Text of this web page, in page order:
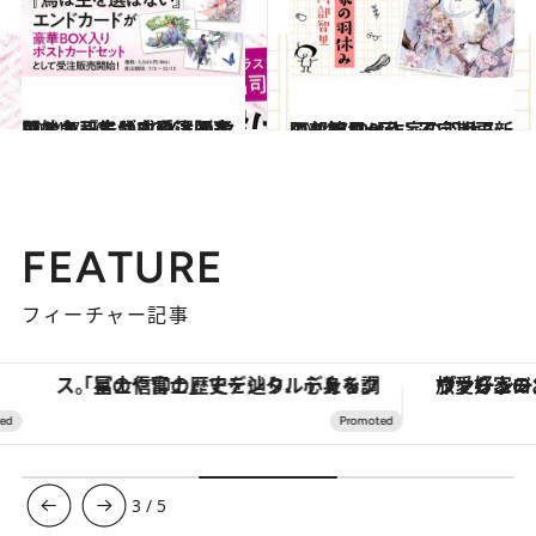
2024.7.10
アニメ『烏は主を選ばない』名司生さんによるエンドカードがBOX入りセットとして公式受注販売開始！
カルチャー 2024.7.9
阿部智里・作家の羽休み――第100回：不定期更新のお知らせ
カルチャー
FEATURE
フィーチャー記事
「星のや富士」でデジタルデトックス。冨士信仰の歴史を辿り、心身を調える。 ヴァシュロン・コンスタンタ
3 / 5